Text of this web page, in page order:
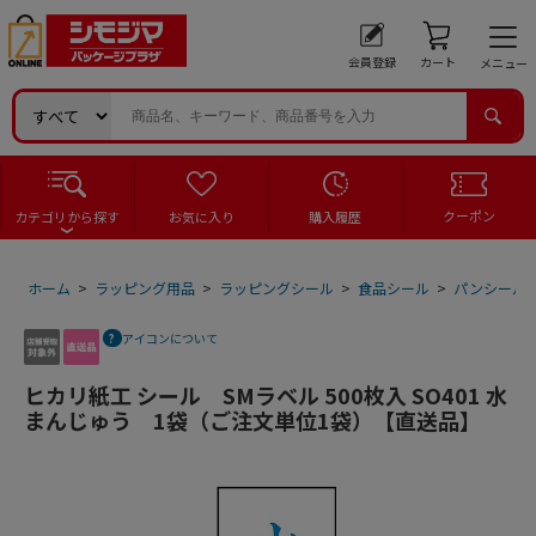
会員登録 カート メニュー
カテゴリから探す お気に入り 購入履歴 クーポン
ホーム > ラッピング用品 > ラッピングシール > 食品シール > パンシール
アイコンについて
ヒカリ紙工 シール SMラベル 500枚入 SO401 水
まんじゅう 1袋（ご注文単位1袋）【直送品】